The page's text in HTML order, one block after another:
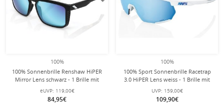
100%
100% Sonnenbrille Renshaw HiPER
Mirror Lens schwarz - 1 Brille mit
Microfaserbeutel
eUVP: 119,00€
84,95€
100%
100% Sport Sonnenbrille Racetrap
3.0 HiPER Lens weiss - 1 Brille mit
Hardcase
UVP: 159,00€
109,90€